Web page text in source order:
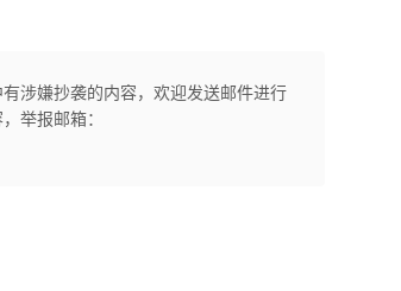
涉嫌抄袭的内容，欢迎发送邮件进行
举报邮箱：